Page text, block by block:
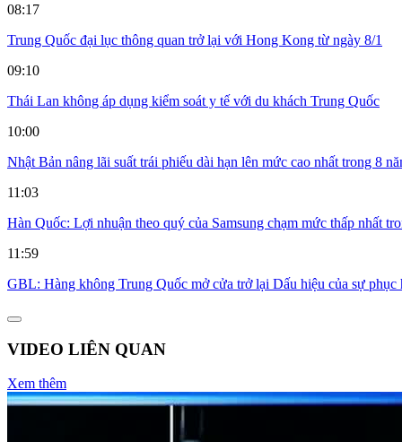
08:17
Trung Quốc đại lục thông quan trở lại với Hong Kong từ ngày 8/1
09:10
Thái Lan không áp dụng kiểm soát y tế với du khách Trung Quốc
10:00
Nhật Bản nâng lãi suất trái phiếu dài hạn lên mức cao nhất trong 8
11:03
Hàn Quốc: Lợi nhuận theo quý của Samsung chạm mức thấp nhất
11:59
GBL: Hàng không Trung Quốc mở cửa trở lại Dấu hiệu của sự phục
VIDEO LIÊN QUAN
Xem thêm